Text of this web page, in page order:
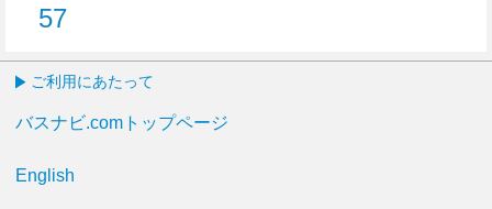
57
ご利用にあたって
バスナビ.comトップページ
English